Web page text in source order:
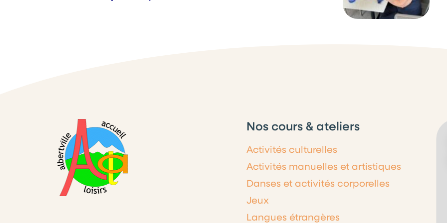
Nos cours & ateliers
Activités culturelles
Activités manuelles et artistiques
Danses et activités corporelles
Jeux
Langues étrangères